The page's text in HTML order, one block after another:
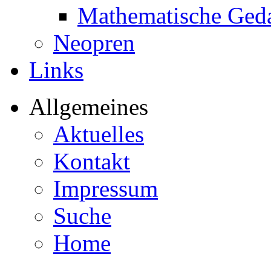
Mathematische
Neopren
Links
Allgemeines
Aktuelles
Kontakt
Impressum
Suche
Home